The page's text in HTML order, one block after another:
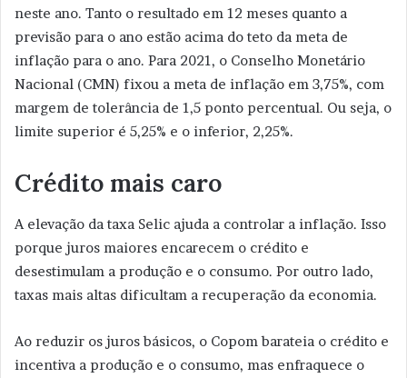
neste ano. Tanto o resultado em 12 meses quanto a
previsão para o ano estão acima do teto da meta de
inflação para o ano. Para 2021, o Conselho Monetário
Nacional (CMN) fixou a meta de inflação em 3,75%, com
margem de tolerância de 1,5 ponto percentual. Ou seja, o
limite superior é 5,25% e o inferior, 2,25%.
Crédito mais caro
A elevação da taxa Selic ajuda a controlar a inflação. Isso
porque juros maiores encarecem o crédito e
desestimulam a produção e o consumo. Por outro lado,
taxas mais altas dificultam a recuperação da economia.
Ao reduzir os juros básicos, o Copom barateia o crédito e
incentiva a produção e o consumo, mas enfraquece o